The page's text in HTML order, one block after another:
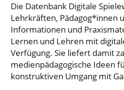
Die Datenbank Digitale
Lehrkräften, Pädagog*innen
Informationen und
Lernen und Lehren mit
Verfügung. Sie liefert damit
medienpädagogische Ideen
konstruktiven Umgang mit